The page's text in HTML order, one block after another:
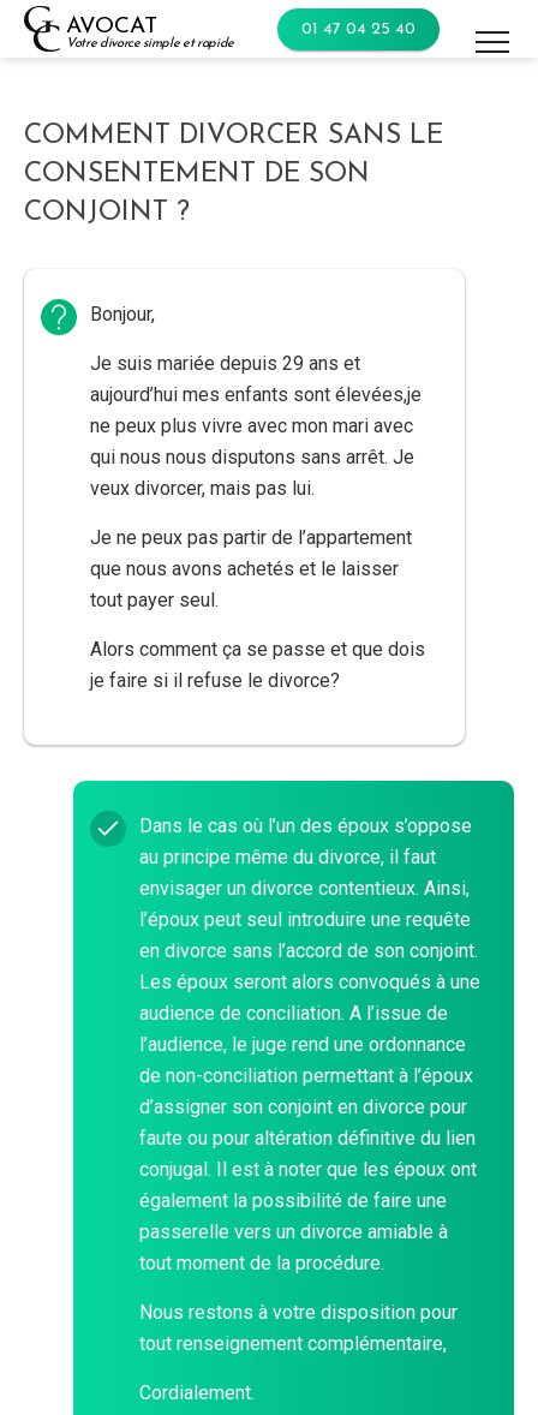
Skip
AVOCAT
Votre divorce simple et rapide
01 47 04 25 40
COMMENT DIVORCER SANS LE
CONSENTEMENT DE SON
CONJOINT ?
Bonjour,
Je suis mariée depuis 29 ans et
aujourd’hui mes enfants sont élevées,je
ne peux plus vivre avec mon mari avec
qui nous nous disputons sans arrêt. Je
veux divorcer, mais pas lui.
Je ne peux pas partir de l’appartement
que nous avons achetés et le laisser
tout payer seul.
Alors comment ça se passe et que dois
je faire si il refuse le divorce?
Dans le cas où l’un des époux s’oppose
au principe même du divorce, il faut
envisager un divorce contentieux. Ainsi,
l’époux peut seul introduire une requête
en divorce sans l’accord de son conjoint.
Les époux seront alors convoqués à une
audience de conciliation. A l’issue de
l’audience, le juge rend une ordonnance
de non-conciliation permettant à l’époux
d’assigner son conjoint en divorce pour
faute ou pour altération définitive du lien
conjugal. Il est à noter que les époux ont
également la possibilité de faire une
passerelle vers un divorce amiable à
tout moment de la procédure.
Nous restons à votre disposition pour
tout renseignement complémentaire,
Cordialement.